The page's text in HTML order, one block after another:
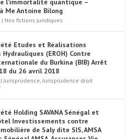
l’immortalité quantique –
Me Antoine Bilong
| Nos fictions juridiques
Etudes et Réalisations
Hydrauliques (EROH) Contre
du Burkina (BIB) Arrêt
du 26 avril 2018
|Jurisprudence,Jurisprudence droit
Holding SAVANA Sénégal et
Investissements contre
de Saly dite SIS, AMSA